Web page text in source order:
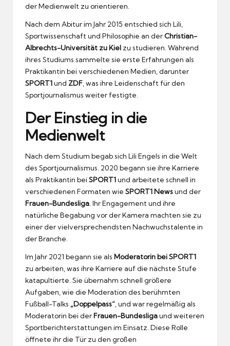
der Medienwelt zu orientieren.
Nach dem Abitur im Jahr 2015 entschied sich Lili,
Sportwissenschaft und Philosophie an derChristian-
Albrechts-Universität zu Kiel zu studieren. Während
ihres Studiums sammelte sie erste Erfahrungen als
Praktikantin bei verschiedenen Medien, darunter
SPORT1und ZDF , was ihre Leidenschaft für den
Sportjournalismus weiter festigte.
Der Einstieg in die
Medienwelt
Nach dem Studium begab sich Lili Engels in die Welt
des Sportjournalismus. 2020 begann sie ihre Karriere
als Praktikantin beiSPORT1und arbeitete schnell in
verschiedenen Formaten wie SPORT1 Newsund der
Frauen-Bundesliga . Ihr Engagement und ihre
natürliche Begabung vor der Kamera machten sie zu
einer der vielversprechendsten Nachwuchstalente in
der Branche.
Im Jahr 2021 begann sie als Moderatorin bei SPORT1
zu arbeiten, was ihre Karriere auf die nächste Stufe
katapultierte. Sie übernahm schnell größere
Aufgaben, wie die Moderation des berühmten
Fußball-Talks „Doppelpass“ , und war regelmäßig als
Moderatorin bei derFrauen-Bundesligaund weiteren
Sportberichterstattungen im Einsatz. Diese Rolle
öffnete ihr die Tür zu den großen